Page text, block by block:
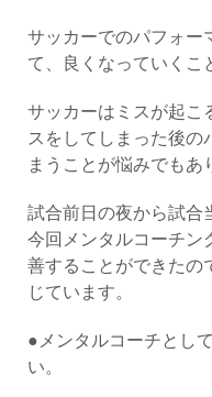
サッカーでのパフォー
て、良くなっていくこ
サッカーはミスが起こ
スをしてしまった後の
まうことが悩みでもあ
試合前日の夜から試合
今回メンタルコーチン
善することができたの
じています。
●メンタルコーチとし
い。